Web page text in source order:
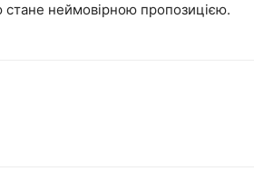
стане неймовірною пропозицією.